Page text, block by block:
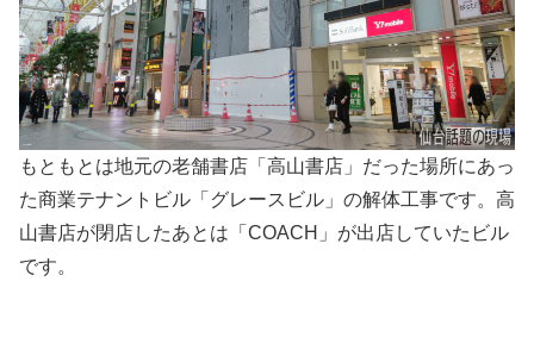
もともとは地元の老舗書店「高山書店」だった場所にあっ
た商業テナントビル「グレースビル」の解体工事です。高
山書店が閉店したあとは「COACH」が出店していたビル
です。